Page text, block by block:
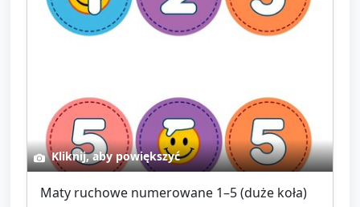
Kliknij, aby powiększyć
Maty ruchowe numerowane 1–5 (duże koła)